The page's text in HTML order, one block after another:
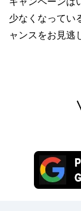
少なくなってい
ャンスをお見逃